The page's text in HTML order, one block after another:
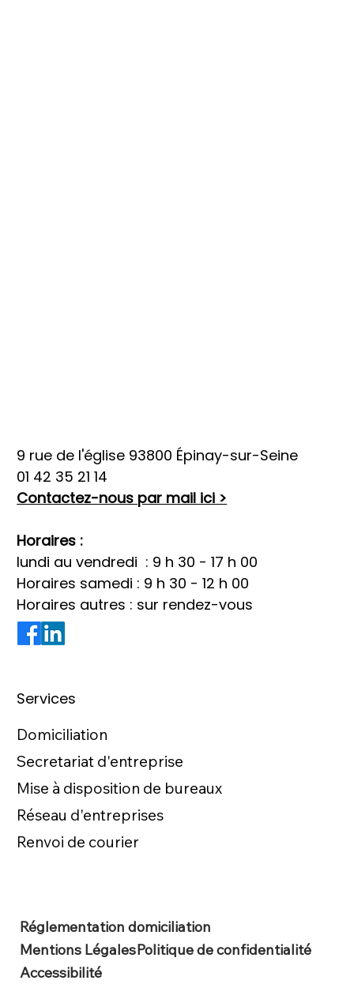
Réglementation domiciliation
Mentions LégalesPolitique de confidentialité
Accessibilité
9 rue de l'église 93800 Épinay-sur-Seine
01 42 35 21 14
Contactez-nous par mail ici >
Horaires :
lundi au vendredi : 9 h 30 - 17 h 00
Horaires samedi : 9 h 30 - 12 h 00
Horaires autres : sur rendez-vous
Services
Domiciliation
Secretariat d'entreprise
Mise à disposition de bureaux
Réseau d'entreprises
Renvoi de courier